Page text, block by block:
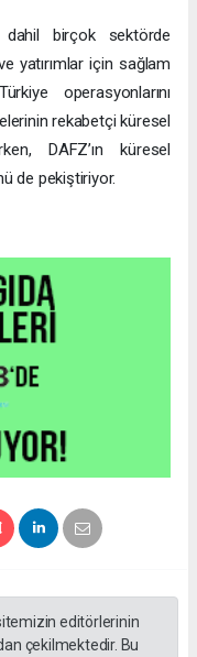
birçok sektörde
yatırımlar için sağlam
operasyonlarını
rekabetçi küresel
DAFZ’ın küresel
de pekiştiriyor.
editörlerinin
çekilmektedir. Bu